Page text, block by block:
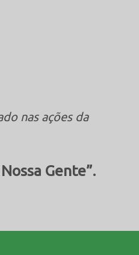
nas ações da
Gente”.